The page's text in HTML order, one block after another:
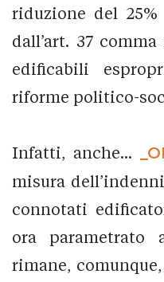
riduzione del 25%
dall’art. 37
edificabili
riforme politico-
Infatti, anche...
misura
connotati
ora parametrato
rimane,